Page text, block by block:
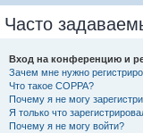
Часто
Вход на конференцию и
Зачем мне нужно
Что такое COPPA?
Почему я не могу
Я только что
Почему я не могу войти?